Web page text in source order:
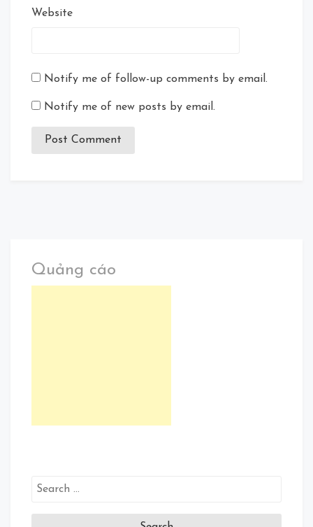
Website
Notify me of follow-up comments by email.
Notify me of new posts by email.
Quảng cáo
Search